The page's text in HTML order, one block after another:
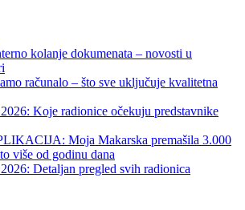
kolanje dokumenata – novosti u
računalo – što sve uključuje kvalitetna
Koje radionice očekuju predstavnike
Moja Makarska premašila 3.000
više od godinu dana
Detaljan pregled svih radionica